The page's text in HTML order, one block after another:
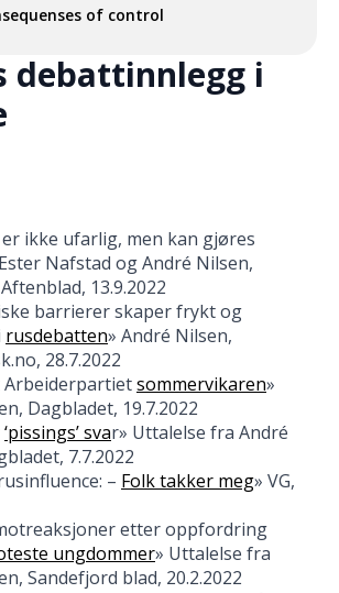
of control
debattinnlegg i
er ikke ufarlig, men kan gjøres
Nafstad og André Nilsen,
13.9.2022
barrierer skaper frykt og
rusdebatten» André Nilsen,
28.7.2022
Arbeiderpartietsommervikaren»
Dagbladet, 19.7.2022
‘pissings’ svar» Uttalelse fra André
7.7.2022
– Folk takker meg» VG,
etter oppfordring
ungdommer» Uttalelse fra
Sandefjord blad, 20.2.2022